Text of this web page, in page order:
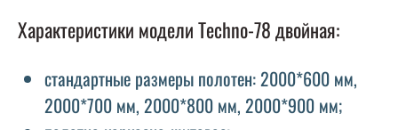
Характеристики модели Techno-78 двойная:
стандартные размеры полотен: 2000*600 мм,
2000*700 мм, 2000*800 мм, 2000*900 мм;